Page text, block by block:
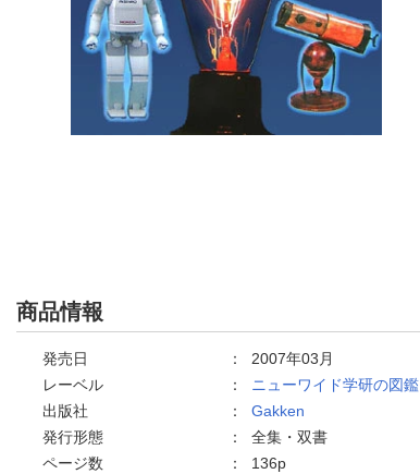
商品情報
発売日 ： 2007年03月
レーベル
： ニューワイド学研の図鑑
出版社
： Gakken
発行形態
： 全集・双書
ページ数
： 136p